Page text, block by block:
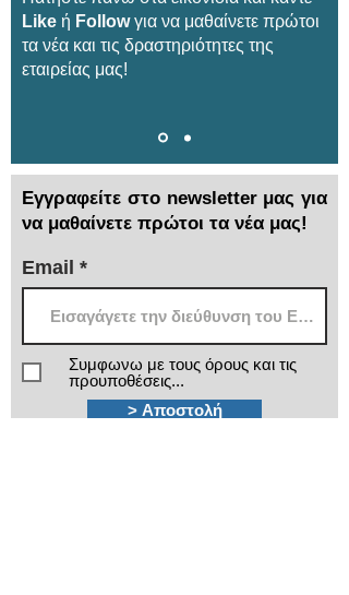
Like ή Followγια να μαθαίνετε πρώτοι
τα νέα και τις δραστηριότητες της
εταιρείας μας!
Εγγραφείτε στο newsletter μας για
να μαθαίνετε πρώτοι τα νέα μας!
Email
Συμφωνω με τους όρους και τις
προυποθέσεις...
> Αποστολή